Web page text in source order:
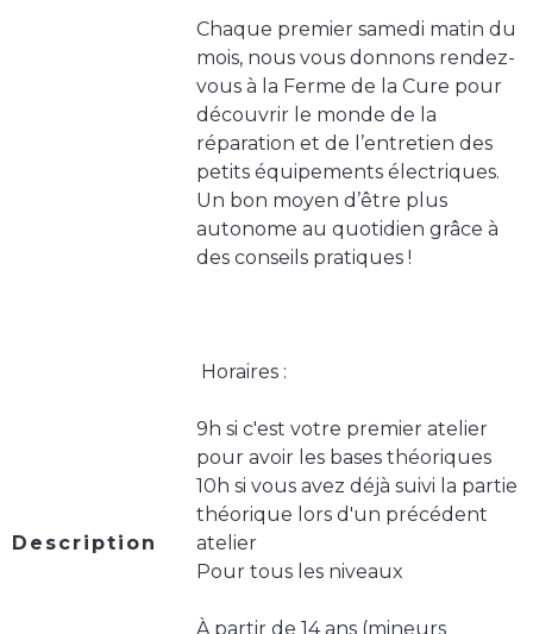
Description
Chaque premier samedi matin du
mois, nous vous donnons rendez-
vous à la Ferme de la Cure pour
découvrir le monde de la
réparation et de l’entretien des
petits équipements électriques.
Un bon moyen d’être plus
autonome au quotidien grâce à
des conseils pratiques !
️ Horaires :
9h si c'est votre premier atelier
pour avoir les bases théoriques
10h si vous avez déjà suivi la partie
théorique lors d'un précédent
atelier
Pour tous les niveaux
À partir de 14 ans (mineurs